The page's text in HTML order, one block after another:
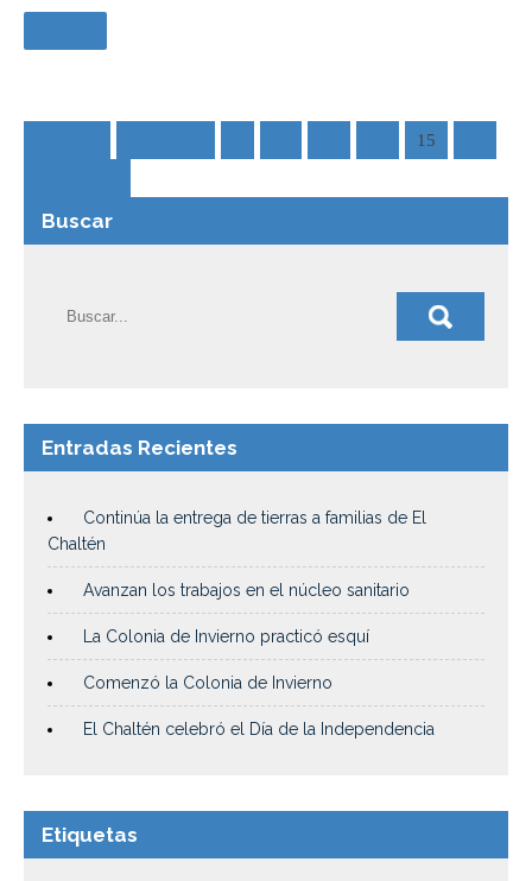
15
Buscar
Entradas Recientes
Continúa la entrega de tierras a familias de El
Chaltén
Avanzan los trabajos en el núcleo sanitario
La Colonia de Invierno practicó esquí
Comenzó la Colonia de Invierno
El Chaltén celebró el Día de la Independencia
Etiquetas